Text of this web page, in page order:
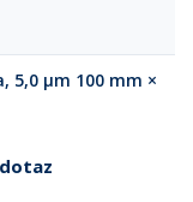
5,0 µm 100 mm ×